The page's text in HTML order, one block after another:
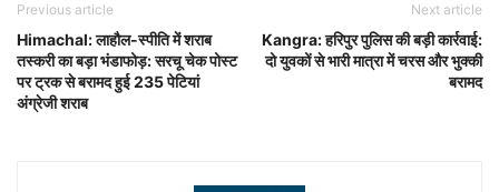
Previous article
Himachal: लाहौल-स्पीति में शराब
तस्करी का बड़ा भंडाफोड़: सरचू चेक पोस्ट
पर ट्रक से बरामद हुई 235 पेटियां
अंग्रेजी शराब
Next article
Kangra: हरिपुर पुलिस की बड़ी कार्रवाई:
दो युवकों से भारी मात्रा में चरस और भुक्की
बरामद